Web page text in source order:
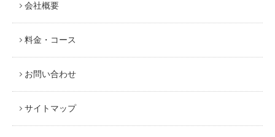
会社概要
料金・コース
お問い合わせ
サイトマップ